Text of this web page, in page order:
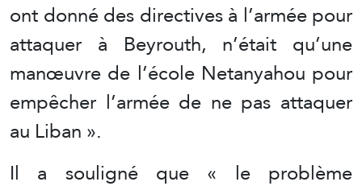
ont donné des directives à l’armée pour
attaquer à Beyrouth, n’était qu’une
manœuvre de l’école Netanyahou pour
empêcher l’armée de ne pas attaquer
au Liban ».
Il a souligné que « le problème